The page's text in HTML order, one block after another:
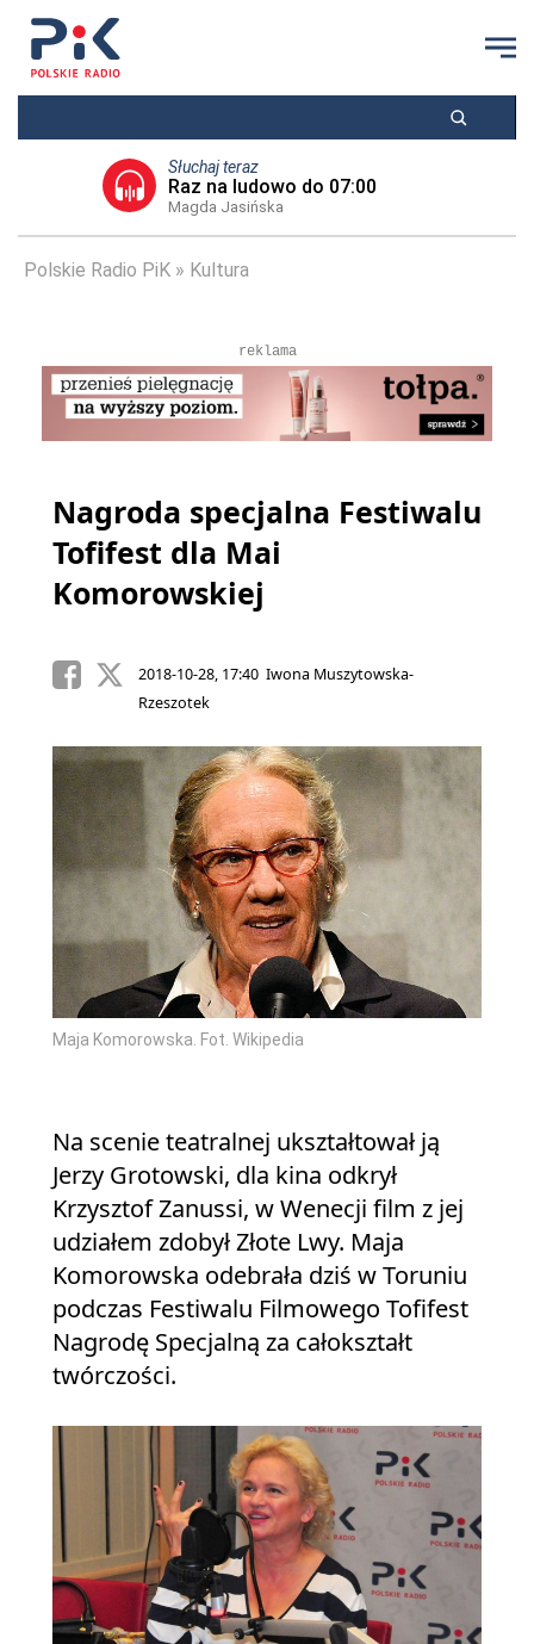
Słuchaj teraz
Raz na ludowo do 07:00
Magda Jasińska
Polskie Radio PiK Kultura
reklama
Nagroda specjalna Festiwalu
Tofifest dla Mai
Komorowskiej
2018-10-28, 17:40 Iwona Muszytowska-
Rzeszotek
Maja Komorowska. Fot. Wikipedia
Na scenie teatralnej ukształtował ją
Jerzy Grotowski, dla kina odkrył
Krzysztof Zanussi, w Wenecji film z jej
udziałem zdobył Złote Lwy. Maja
Komorowska odebrała dziś w Toruniu
podczas Festiwalu Filmowego Tofifest
Nagrodę Specjalną za całokształt
twórczości.